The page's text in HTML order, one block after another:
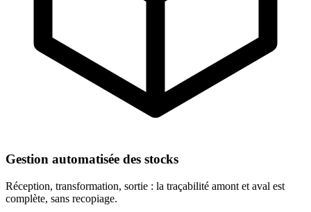
Gestion automatisée des stocks
Réception, transformation, sortie : la traçabilité amont et aval est
complète, sans recopiage.